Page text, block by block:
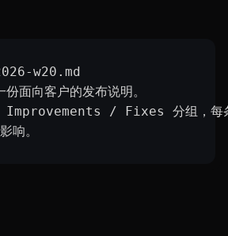
w20.md
面向客户的发布说明。
/ Fixes 分组，每条
响。